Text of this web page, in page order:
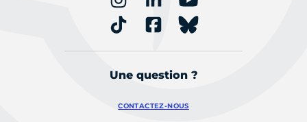
Une question ?
CONTACTEZ-NOUS